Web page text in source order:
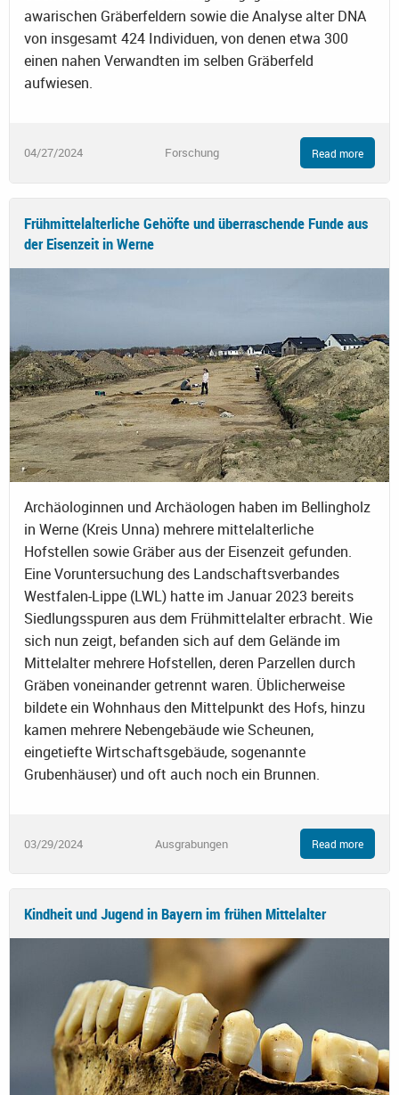
awarischen Gräberfeldern sowie die Analyse alter DNA
von insgesamt 424 Individuen, von denen etwa 300
einen nahen Verwandten im selben Gräberfeld
aufwiesen.
04/27/2024 Forschung Read more
Frühmittelalterliche Gehöfte und überraschende Funde aus
der Eisenzeit in Werne
Archäologinnen und Archäologen haben im Bellingholz
in Werne (Kreis Unna) mehrere mittelalterliche
Hofstellen sowie Gräber aus der Eisenzeit gefunden.
Eine Voruntersuchung des Landschaftsverbandes
Westfalen-Lippe (LWL) hatte im Januar 2023 bereits
Siedlungsspuren aus dem Frühmittelalter erbracht. Wie
sich nun zeigt, befanden sich auf dem Gelände im
Mittelalter mehrere Hofstellen, deren Parzellen durch
Gräben voneinander getrennt waren. Üblicherweise
bildete ein Wohnhaus den Mittelpunkt des Hofs, hinzu
kamen mehrere Nebengebäude wie Scheunen,
eingetiefte Wirtschaftsgebäude, sogenannte
Grubenhäuser) und oft auch noch ein Brunnen.
03/29/2024 Ausgrabungen Read more
Kindheit und Jugend in Bayern im frühen Mittelalter